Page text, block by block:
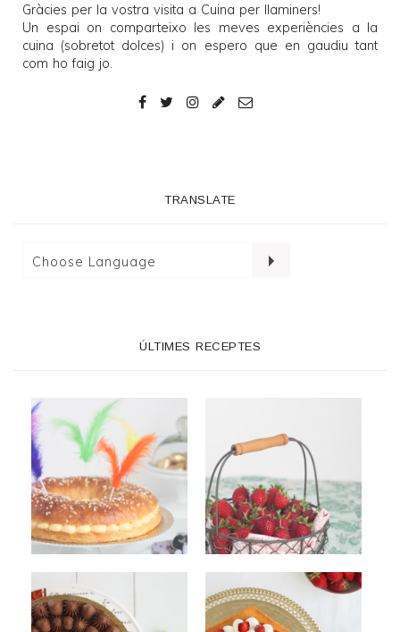
Gràcies per la vostra visita a Cuina per llaminers!
Un espai on comparteixo les meves experiències a la
cuina (sobretot dolces) i on espero que en gaudiu tant
com ho faig jo.
TRANSLATE
ÚLTIMES RECEPTES